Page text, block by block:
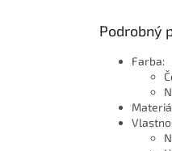
Podrobný
Farba: